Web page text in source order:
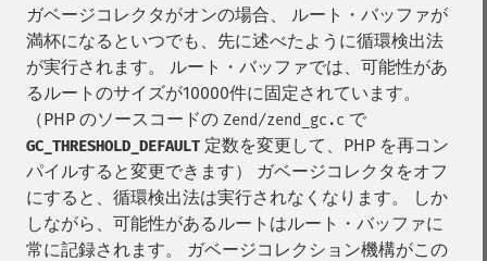
ガベージコレクタがオンの場合、 ルート・バッファが
満杯になるといつでも、先に述べたように循環検出法
が実行されます。 ルート・バッファでは、可能性があ
るルートのサイズが10000件に固定されています。
（PHP のソースコードの Zend/zend_gc.c で
GC_THRESHOLD_DEFAULT 定数を変更して、PHP を再コン
パイルすると変更できます） ガベージコレクタをオフ
にすると、循環検出法は実行されなくなります。 しか
しながら、可能性があるルートはルート・バッファに
常に記録されます。 ガベージコレクション機構がこの